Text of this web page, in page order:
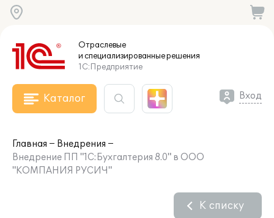
Отраслевые
и специализированныерешения
1С:Предприятие
Каталог Вход
Главная
Внедрения
Внедрение ПП "1С:Бухгалтерия 8.0" в ООО
"КОМПАНИЯ РУСИЧ"
К списку